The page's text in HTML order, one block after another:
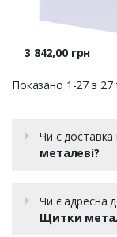
Ціна
3 842,00 грн
Показано 1-27 з 27
Чи є доставка
металеві?
Чи є адресна
Щитки